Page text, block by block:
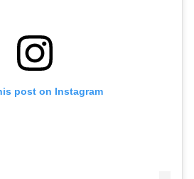
post on Instagram